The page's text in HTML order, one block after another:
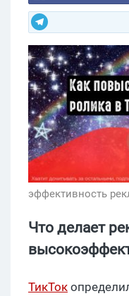
эффективность
Что делает
ТикТок